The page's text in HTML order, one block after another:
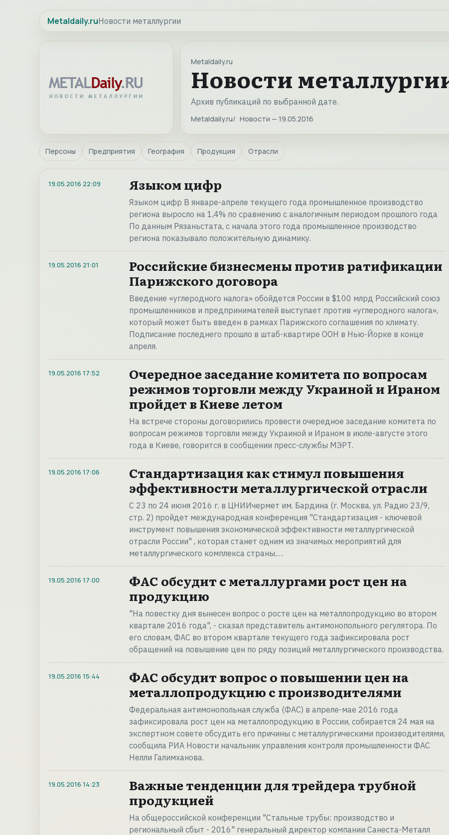
Metaldaily.ruНовости металлургии
Metaldaily.ru
Новости
Архив публикаций по выбранной дате.
Metaldaily.ru Новости — 19.05.2016
Персоны Предприятия География Продукция Отрасли
19.05.2016 22:09 Языком цифр
Языком цифр В январе-апреле текущего года промышленное производство
региона выросло на 1,4% по сравнению с аналогичным периодом прошлого года
По данным Рязаньстата, с начала этого года промышленное производство
региона показывало положительную динамику.
19.05.2016 21:01
Российские бизнесмены против ратификации
Парижского договора
Введение «углеродного налога» обойдется России в $100 млрд Российский союз
промышленников и предпринимателей выступает против «углеродного налога»,
который может быть введен в рамках Парижского соглашения по климату.
Подписание последнего прошло в штаб-квартире ООН в Нью-Йорке в конце
апреля.
19.05.2016 17:52
Очередное заседание комитета по вопросам
режимов торговли между Украиной и Ираном
пройдет в Киеве летом
На встрече стороны договорились провести очередное заседание комитета по
вопросам режимов торговли между Украиной и Ираном в июле-августе этого
года в Киеве, говорится в сообщении пресс-службы МЭРТ.
19.05.2016 17:06
Стандартизация как стимул повышения
эффективности металлургической отрасли
С 23 по 24 июня 2016 г. в ЦНИИчермет им. Бардина (г. Москва, ул. Радио 23/9,
стр. 2) пройдет международная конференция "Стандартизация - ключевой
инструмент повышения экономической эффективности металлургической
отрасли России" , которая станет одним из значимых мероприятий для
металлургического комплекса страны.…
19.05.2016 17:00
ФАС обсудит с металлургами рост цен на
продукцию
"На повестку дня вынесен вопрос о росте цен на металлопродукцию во втором
квартале 2016 года", - сказал представитель антимонопольного регулятора. По
его словам, ФАС во втором квартале текущего года зафиксировала рост
обращений на повышение цен по ряду позиций металлургического производства.
19.05.2016 15:44
ФАС обсудит вопрос о повышении цен на
металлопродукцию с производителями
Федеральная антимонопольная служба (ФАС) в апреле-мае 2016 года
зафиксировала рост цен на металлопродукцию в России, собирается 24 мая на
экспертном совете обсудить его причины с металлургическими производителями,
сообщила РИА Новости начальник управления контроля промышленности ФАС
Нелли Галимханова.
19.05.2016 14:23
Важные тенденции для трейдера трубной
продукцией
На общероссийской конференции "Стальные трубы: производство и
региональный сбыт - 2016" генеральный директор компании Санеста-Металл